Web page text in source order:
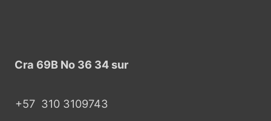
Cra 69B No 36 34 sur
+57 310 3109743